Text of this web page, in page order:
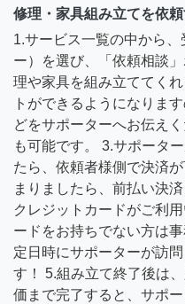
修理・家具組み立てを依
1.サービス一覧の中から
ー）を選び、「依頼相談
理や家具を組み立ててく
トができるようになりま
どをサポーターへお伝え
も可能です。 3.サポータ
たら、依頼者様側で決済
まりましたら、前払い決
クレジットカードがご利
ードをお持ちでない方は
定日時にサポーターが訪
す！ 5.組み立て終了後は
価まで完了すると、サポ